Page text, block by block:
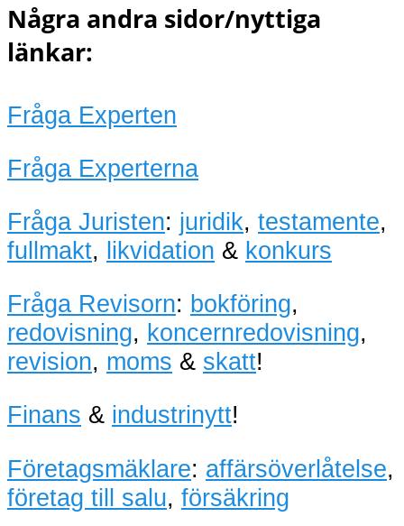
Några andra sidor/nyttiga
länkar:
Fråga Experten
Fråga Experterna
Fråga Juristen: juridik, testamente,
fullmakt, likvidation & konkurs
Fråga Revisorn: bokföring,
redovisning, koncernredovisning,
revision, moms & skatt!
Finans & industrinytt!
Företagsmäklare: affärsöverlåtelse,
företag till salu, försäkring